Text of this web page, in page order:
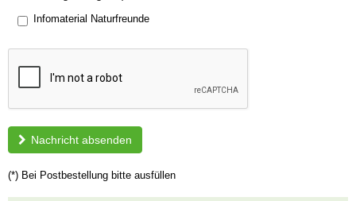
Infomaterial Naturfreunde
Nachricht absenden
(*) Bei Postbestellung bitte ausfüllen